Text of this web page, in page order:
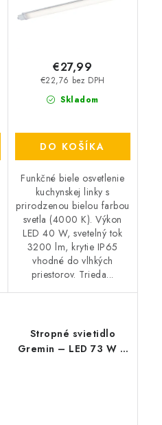
Skladom
€22,76 bez DPH
€27,99
DO KOŠÍKA
Funkčné biele osvetlenie
kuchynskej linky s
prirodzenou bielou farbou
svetla (4000 K). Výkon
LED 40 W, svetelný tok
3200 lm, krytie IP65
vhodné do vlhkých
priestorov. Trieda...
Stropné svietidlo
Gremin – LED 73 W –